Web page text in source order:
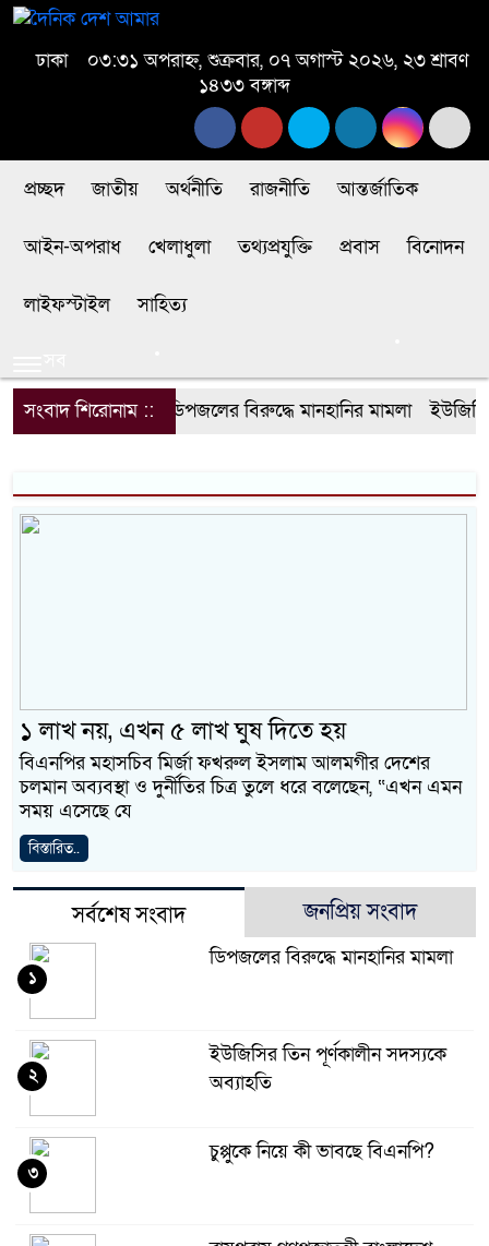
ঢাকা
০৩:৩১ অপরাহ্ন, শুক্রবার, ০৭ অগাস্ট ২০২৬, ২৩ শ্রাবণ
১৪৩৩ বঙ্গাব্দ
প্রচ্ছদ জাতীয় অর্থনীতি রাজনীতি আন্তর্জাতিক
আইন-অপরাধ খেলাধুলা তথ্যপ্রযুক্তি প্রবাস বিনোদন
লাইফস্টাইল সাহিত্য
সংবাদ শিরোনাম ::
ডিপজলের বিরুদ্ধে মানহানির মামলা
১ লাখ নয়, এখন ৫ লাখ ঘুষ দিতে হয়
বিএনপির মহাসচিব মির্জা ফখরুল ইসলাম আলমগীর দেশের
চলমান অব্যবস্থা ও দুর্নীতির চিত্র তুলে ধরে বলেছেন, “এখন এমন
সময় এসেছে যে
বিস্তারিত..
সর্বশেষ সংবাদ জনপ্রিয় সংবাদ
ডিপজলের বিরুদ্ধে মানহানির মামলা
১
ইউজিসির তিন পূর্ণকালীন সদস্যকে
অব্যাহতি
২
চুপ্পুকে নিয়ে কী ভাবছে বিএনপি?
৩